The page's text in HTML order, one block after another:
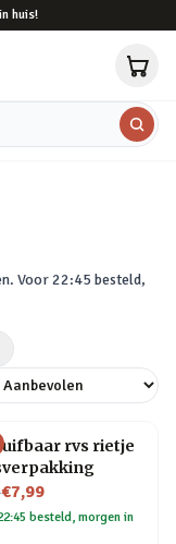
huis!
Voor 22:45 besteld,
rvs rietje
€7,99
besteld, morgen in